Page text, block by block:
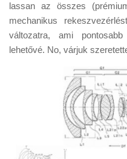
lassan az összes
mechanikus
változatra, ami
lehetővé. No, várjuk